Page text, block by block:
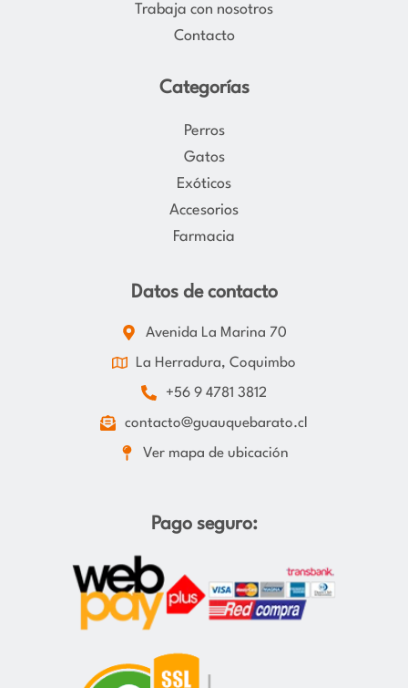
Trabaja con nosotros
Contacto
Categorías
Perros
Gatos
Exóticos
Accesorios
Farmacia
Datos de contacto
Avenida La Marina 70
La Herradura, Coquimbo
+56 9 4781 3812
contacto@guauquebarato.cl
Ver mapa de ubicación
Pago seguro: